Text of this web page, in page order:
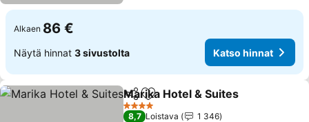
Alkaen 86 €
Näytä hinnat 3 sivustolta Katso hinnat
Jaa Lisää suosikkeihin
Marika Hotel & Suites
4 Tähtiluokitus
8,7 Loistava
1 346